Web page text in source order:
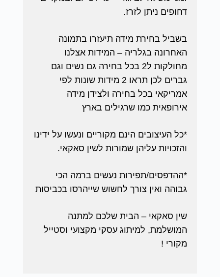
דחופים ניתן לזרז.
בשביל בחירת מידה תיעזרו בתמונה
האחרונה בגלריה – המידות אצלנו
מחולקות ל2 בכל בחירה גם נשים וגם
גברים לכן תראו 2 מידות שונות לפי
אמריקאי בכל בחירה ולצידן מידה
אירופאית כמו שרגילים בארץ
*כל העיצובים הינם מקוריים ונעשו על ידינו
והזכויות עליהן שמורות לשין סאקאי.
*ההדפסים/תפירות נעשים ברמה הכי
גבוהה ואין צורך לחשוש שייהרסו בכביסות
שין סאקאי – הבית שלכם למתנה
המושלמת, למיתוג עסקי מקצועי וסטייל
מקורי !